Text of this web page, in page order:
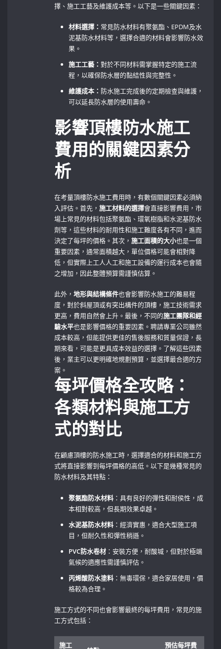
擇、施工工藝及維護成本等。以下是一些關鍵因素：
材料選擇： 常見防水材料有聚氨酯、EPDM及水
泥基防水材料等，選擇合適的材料會影響防水效
果。
施工工藝：對於不同材料需掌握特定的施工流
程，以確保防水層的黏結性與完整性。
維護成本： 防水施工完成後的定期檢查與維護，
可以延長防水層的使用壽命。
影響頂樓防水施工
費用的關鍵因素分
析
在考量頂樓防水施工費用時，有數個關鍵因素必須納
入評估。首先，施工材料的選擇會直接影響費用，市
場上常見的材料包括聚氨酯、環氧樹脂和水泥基防水
劑等，這些材料的耐用性和施工難度各有不同，進而
決定了每坪的價格。其次，施工面積的大小也是一個
重要因素，通常面積越大，單位價格可能會相對降
低，但實際上工人人工和施工設備的運行成本也會隨
之增加，因此整體預算需謹慎估算。
此外，地形與結構條件也會影響防水施工的難易程
度，對於斜屋頂或有突出構件的頂樓，施工技術需求
更高，費用自然會上升。最後，不同的施工團隊和經
驗水平也是影響價格的重要因素。聘請專業公司雖然
成本較高，但能提供更佳的售後服務和質量保證，長
期來看，可能是更具成本效益的選擇。了解這些因素
後，業主可以更明確地規劃預算，並選擇最合適的方
案。
每坪價格全攻略：
各類材料與施工方
式的對比
在顧慮頂樓的防水施工時，選擇適合的材料和施工方
式將直接影響到每坪價格的高低。以下是幾種常見的
防水材料及其特點：
聚氨酯防水材料 ：具有良好的彈性和耐侯性，成
本相對較高，但長期效果卓越。
水泥基防水材料 ：經濟實惠，適合大型施工項
目，但耐久性和彈性稍遜。
PVC防水卷材 ：安裝方便，耐酸堿，但對於極端
氣候的適應性需謹慎評估。
丙烯酸防水塗料 ：無毒環保，適合家居使用，價
格較為合理。
施工方式的不同也會影響最終的每坪費用，常見的施
工方式包括：
施工 預估每坪費